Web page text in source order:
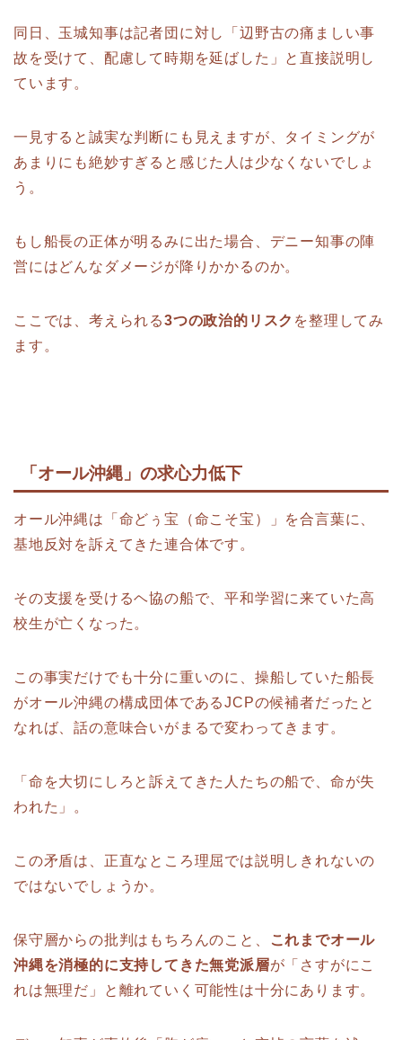
同日、玉城知事は記者団に対し「辺野古の痛ましい事
故を受けて、配慮して時期を延ばした」と直接説明し
ています。
一見すると誠実な判断にも見えますが、タイミングが
あまりにも絶妙すぎると感じた人は少なくないでしょ
う。
もし船長の正体が明るみに出た場合、デニー知事の陣
営にはどんなダメージが降りかかるのか。
ここでは、考えられる3つの政治的リスク を整理してみ
ます。
「オール沖縄」の求心力低下
オール沖縄は「命どぅ宝（命こそ宝）」を合言葉に、
基地反対を訴えてきた連合体です。
その支援を受けるヘ協の船で、平和学習に来ていた高
校生が亡くなった。
この事実だけでも十分に重いのに、操船していた船長
がオール沖縄の構成団体であるJCPの候補者だったと
なれば、話の意味合いがまるで変わってきます。
「命を大切にしろと訴えてきた人たちの船で、命が失
われた」。
この矛盾は、正直なところ理屈では説明しきれないの
ではないでしょうか。
保守層からの批判はもちろんのこと、
これまでオール
沖縄を消極的に支持してきた無党派層が「さすがにこ
れは無理だ」と離れていく可能性は十分にあります。